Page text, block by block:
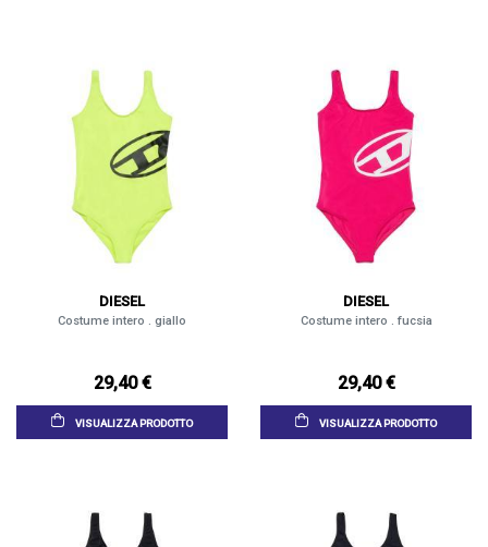
DIESEL
Costume intero . giallo
29,40 €
VISUALIZZA PRODOTTO
DIESEL
Costume intero . fucsia
29,40 €
VISUALIZZA PRODOTTO